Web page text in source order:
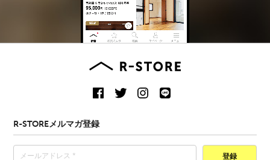
R-STOREメルマガ登録
登録